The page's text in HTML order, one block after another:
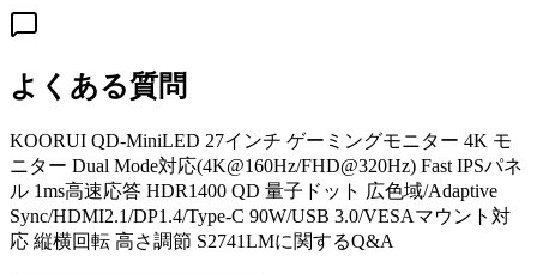
よくある質問
KOORUI QD-MiniLED 27インチ ゲーミングモニター 4K モ
ニター Dual Mode対応(4K@160Hz/FHD@320Hz) Fast IPSパネ
ル 1ms高速応答 HDR1400 QD 量子ドット 広色域/Adaptive
Sync/HDMI2.1/DP1.4/Type-C 90W/USB 3.0/VESAマウント対
応 縦横回転 高さ調節 S2741LMに関するQ&A